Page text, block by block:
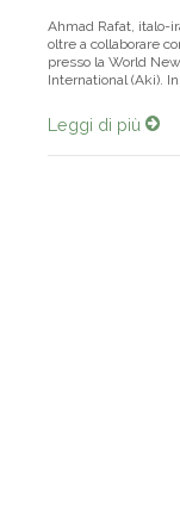
Ahmad Rafat, italo-
oltre a collaborare
presso la World
International (Aki).
Leggi di più